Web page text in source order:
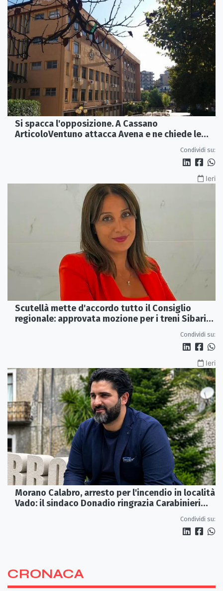
Si spacca l'opposizione. A Cassano
ArticoloVentuno attacca Avena e ne chiede le
Condividi su:
Ieri
Scutellà mette d'accordo tutto il Consiglio
regionale: approvata mozione per i treni Sibari-
Condividi su:
Ieri
Morano Calabro, arresto per l'incendio in località
Vado: il sindaco Donadio ringrazia Carabinieri
Condividi su:
CRONACA